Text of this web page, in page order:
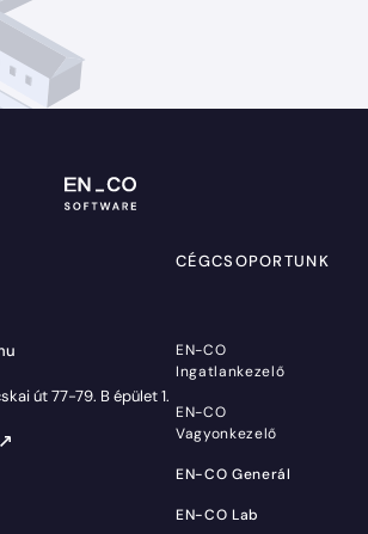
út 77-79. B épület 1.
CÉGCSOPORTUNK
EN-CO
Ingatlankezelő
EN-CO
Vagyonkezelő
EN-CO Generál
EN-CO Lab